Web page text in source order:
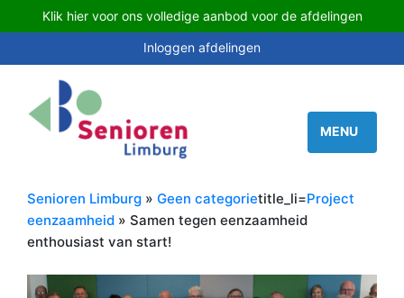
Klik hier voor ons volledige aanbod voor de afdelingen
Inloggen afdelingen
Senioren Limburg » Geen categorietitle_li=Project
eenzaamheid » Samen tegen eenzaamheid
enthousiast van start!